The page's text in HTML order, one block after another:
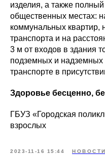
изделия, а также
общественных местах:
коммунальных квартир,
транспорта и на
3 м от входов в здания
подземных и надземных
транспорте в
Здоровье бесценно,
ГБУЗ «Городская
взрослых
2023-11-16 15:44 НОВОСТИ